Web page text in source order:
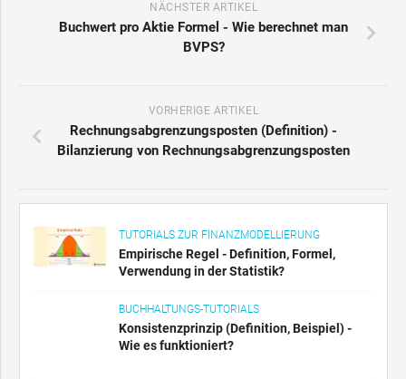
NÄCHSTER ARTIKEL
Buchwert pro Aktie Formel - Wie berechnet man
BVPS?
VORHERIGE ARTIKEL
Rechnungsabgrenzungsposten (Definition) -
Bilanzierung von Rechnungsabgrenzungsposten
TUTORIALS ZUR FINANZMODELLIERUNG
Empirische Regel - Definition, Formel,
Verwendung in der Statistik?
BUCHHALTUNGS-TUTORIALS
Konsistenzprinzip (Definition, Beispiel) -
Wie es funktioniert?